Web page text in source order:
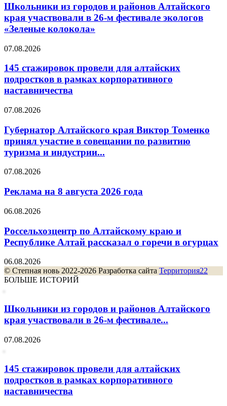
Школьники из городов и районов Алтайского
края участвовали в 26-м фестивале экологов
«Зеленые колокола»
07.08.2026
145 стажировок провели для алтайских
подростков в рамках корпоративного
наставничества
07.08.2026
Губернатор Алтайского края Виктор Томенко
принял участие в совещании по развитию
туризма и индустрии...
07.08.2026
Реклама на 8 августа 2026 года
06.08.2026
Россельхозцентр по Алтайскому краю и
Республике Алтай рассказал о горечи в огурцах
06.08.2026
© Степная новь 2022-2026 Разработка сайта Территория22
БОЛЬШЕ ИСТОРИЙ
Школьники из городов и районов Алтайского
края участвовали в 26-м фестивале...
07.08.2026
145 стажировок провели для алтайских
подростков в рамках корпоративного
наставничества